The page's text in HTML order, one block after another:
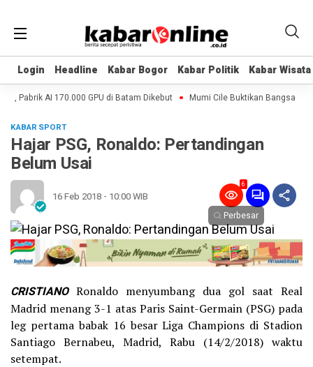
Login Headline Kabar Bogor Kabar Politik Kabar Wisata
Login Headline Kabar Bogor Kabar Politik Kabar Wisata
Pabrik AI 170.000 GPU di Batam Dikebut Mumi Cile Buktikan Bangsa
KABAR SPORT
Hajar PSG, Ronaldo: Pertandingan
Belum Usai
16 Feb 2018 - 10:00 WIB
6
Perbesar
CRISTIANORonaldo menyumbang dua gol saat Real
Madrid menang 3-1 atas Paris Saint-Germain (PSG) pada
leg pertama babak 16 besar Liga Champions di Stadion
Santiago Bernabeu, Madrid, Rabu (14/2/2018) waktu
setempat.